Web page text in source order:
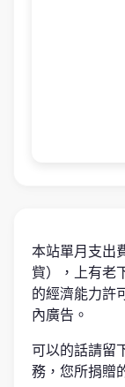
本站單月支出
貲），上有老
的經濟能力許
內廣告。
可以的話請留
務，您所捐贈